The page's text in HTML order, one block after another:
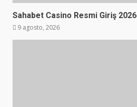
Sahabet Casino Resmi Giriş 2026
9 agosto, 2026